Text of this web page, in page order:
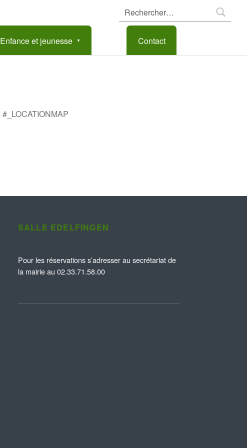
Enfance et jeunesse Contact
#_LOCATIONMAP
SALLE EDELFINGEN
Pour les réservations s’adresser au secrétariat de
la mairie au 02.33.71.58.00